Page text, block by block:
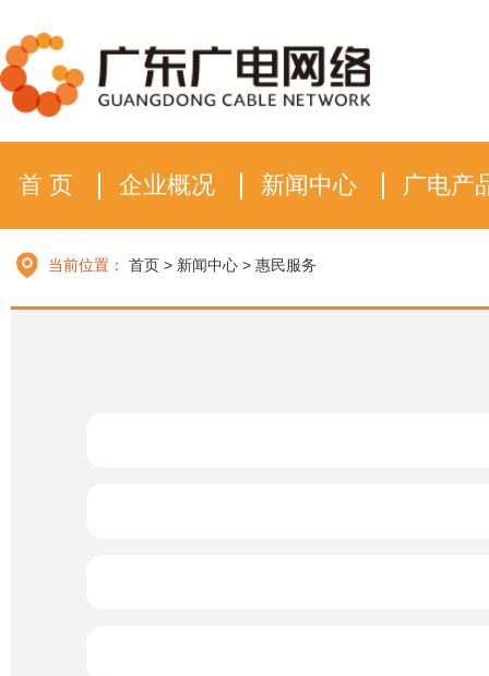
首 页 企业概况 新闻中心 广电产
当前位置： 首页 > 新闻中心 > 惠民服务